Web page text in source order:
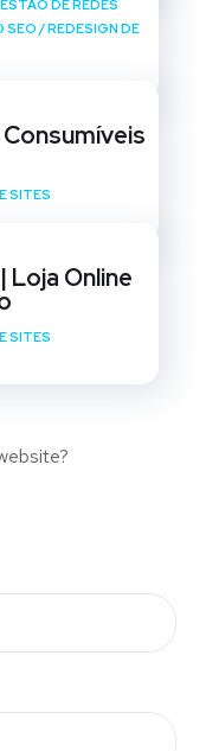
DE REDES
SEO /REDESIGN DE
SITES
Loja Online
SITES